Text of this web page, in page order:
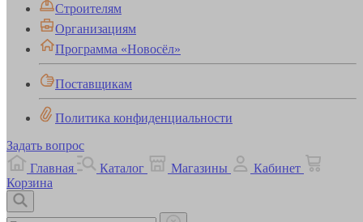
Строителям
Организациям
Программа «Новосёл»
Поставщикам
Политика конфиденциальности
Задать вопрос
Главная
Каталог Магазины
Кабинет
Корзина